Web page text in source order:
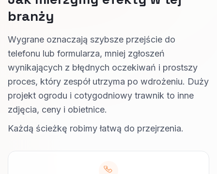
branży
Wygrane oznaczają szybsze przejście do
telefonu lub formularza, mniej zgłoszeń
wynikających z błędnych oczekiwań i prostszy
proces, który zespół utrzyma po wdrożeniu. Duży
projekt ogrodu i cotygodniowy trawnik to inne
zdjęcia, ceny i obietnice.
Każdą ścieżkę robimy łatwą do przejrzenia.